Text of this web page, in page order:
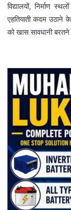
विद्यालयों, निर्माण
एहतियाती कदम उठाने
को खास सावधानी